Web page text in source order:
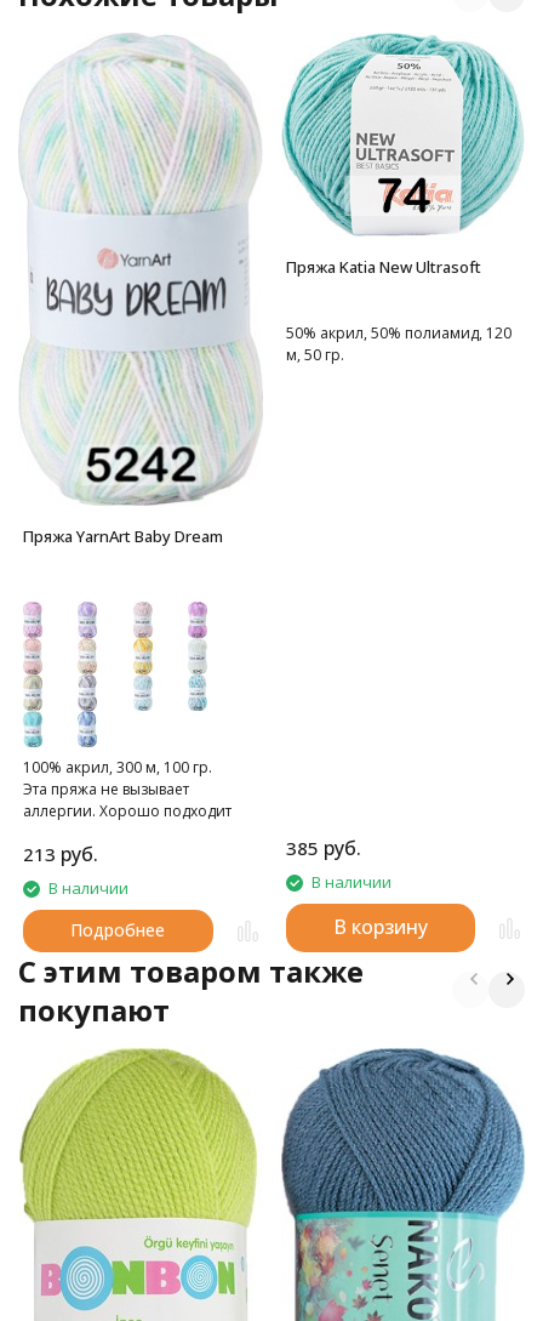
Пряжа YarnArt Baby Dream
100% акрил, 300 м, 100 гр.
Эта пряжа не вызывает
аллергии. Хорошо подходит
213 руб.
В наличии
Подробнее
Пряжа Katia New Ultrasoft
50% акрил, 50% полиамид, 120
м, 50 гр.
385 руб.
В наличии
В корзину
C этим товаром также
покупают